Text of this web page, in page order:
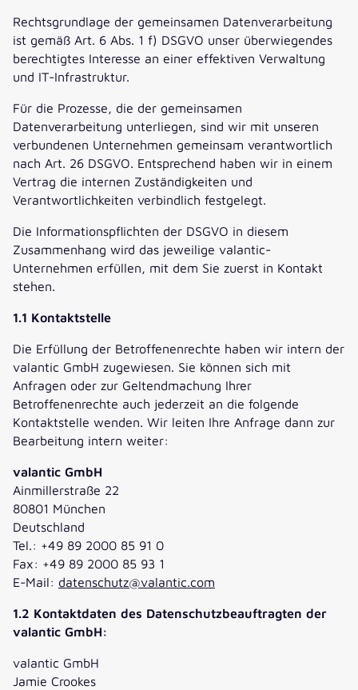
Rechtsgrundlage der gemeinsamen Datenverarbeitung
ist gemäß Art. 6 Abs. 1 f) DSGVO unser überwiegendes
berechtigtes Interesse an einer effektiven Verwaltung
und IT-Infrastruktur.
Für die Prozesse, die der gemeinsamen
Datenverarbeitung unterliegen, sind wir mit unseren
verbundenen Unternehmen gemeinsam verantwortlich
nach Art. 26 DSGVO. Entsprechend haben wir in einem
Vertrag die internen Zuständigkeiten und
Verantwortlichkeiten verbindlich festgelegt.
Die Informationspflichten der DSGVO in diesem
Zusammenhang wird das jeweilige valantic-
Unternehmen erfüllen, mit dem Sie zuerst in Kontakt
stehen.
1.1 Kontaktstelle
Die Erfüllung der Betroffenenrechte haben wir intern der
valantic GmbH zugewiesen. Sie können sich mit
Anfragen oder zur Geltendmachung Ihrer
Betroffenenrechte auch jederzeit an die folgende
Kontaktstelle wenden. Wir leiten Ihre Anfrage dann zur
Bearbeitung intern weiter:
valantic GmbH
Ainmillerstraße 22
80801 München
Deutschland
Tel.: +49 89 2000 85 91 0
Fax: +49 89 2000 85 93 1
E-Mail: datenschutz@valantic.com
1.2 Kontaktdaten des Datenschutzbeauftragten der
valantic GmbH:
valantic GmbH
Jamie Crookes